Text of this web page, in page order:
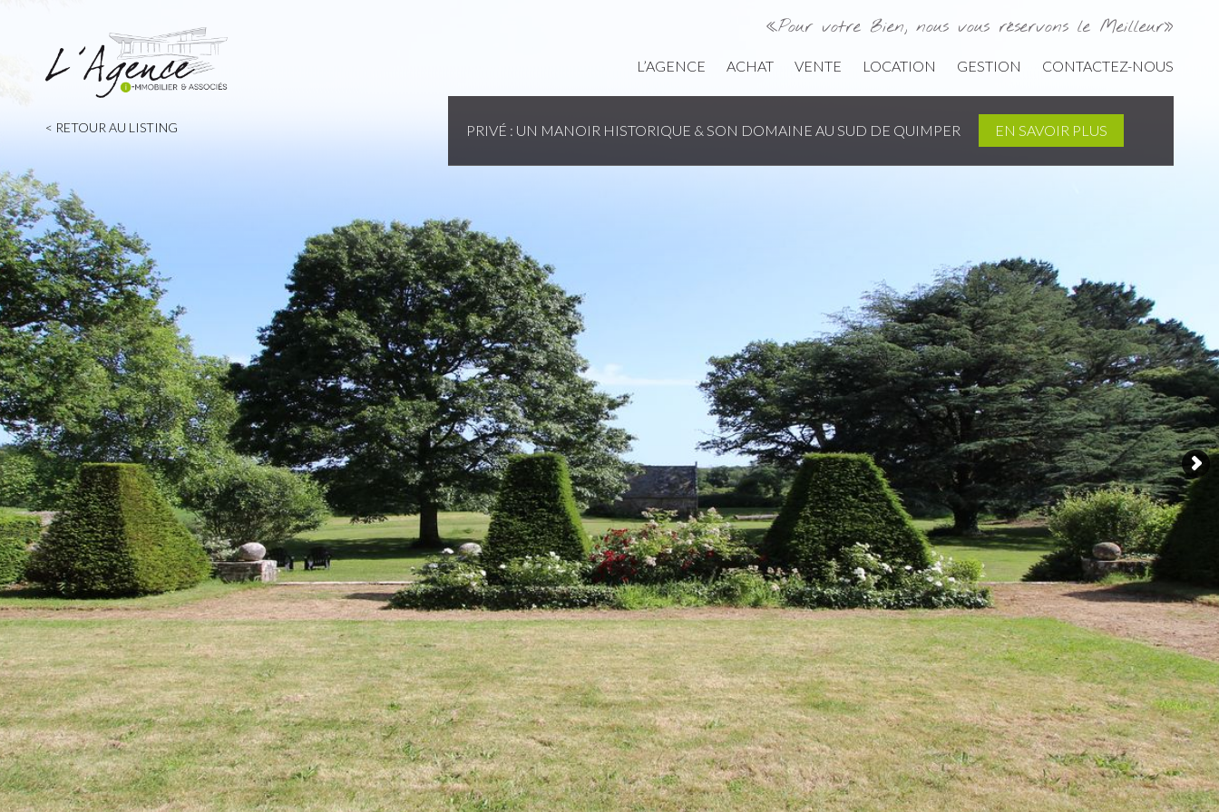
«Pour votre Bien, nous vous réservons le Meilleur»
L’AGENCE ACHAT VENTE LOCATION GESTION CONTACTEZ-NOUS
< RETOUR AU LISTING PRIVÉ : UN MANOIR HISTORIQUE & SON DOMAINE AU SUD DE QUIMPER EN SAVOIR PLUS
VENTE
LOCATION